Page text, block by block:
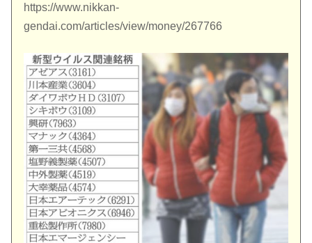
https://www.nikkan-
gendai.com/articles/view/money/267766